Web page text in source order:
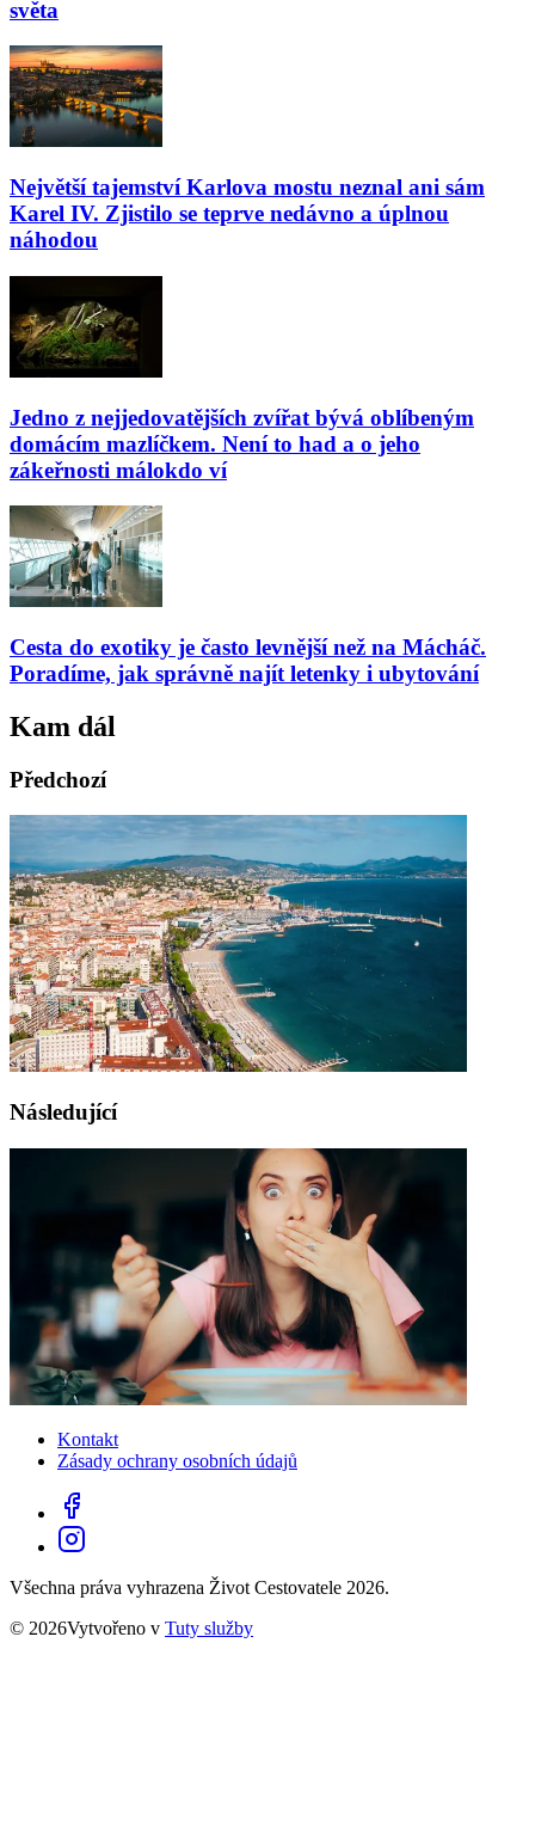
světa
Největší tajemství Karlova mostu neznal ani sám
Karel IV. Zjistilo se teprve nedávno a úplnou
náhodou
Jedno z nejjedovatějších zvířat bývá oblíbeným
domácím mazlíčkem. Není to had a o jeho
zákeřnosti málokdo ví
Cesta do exotiky je často levnější než na Mácháč.
Poradíme, jak správně najít letenky i ubytování
Kam dál
Předchozí
Následující
Kontakt
Zásady ochrany osobních údajů
Všechna práva vyhrazena Život Cestovatele 2026.
© 2026Vytvořeno v Tuty služby